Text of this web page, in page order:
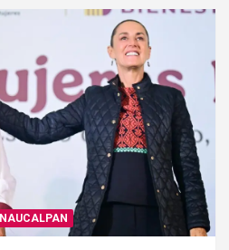
NAUCALPAN